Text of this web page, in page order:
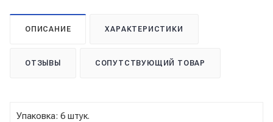
ОПИСАНИЕ ХАРАКТЕРИСТИКИ
ОТЗЫВЫ СОПУТСТВУЮЩИЙ ТОВАР
Упаковка: 6 штук.